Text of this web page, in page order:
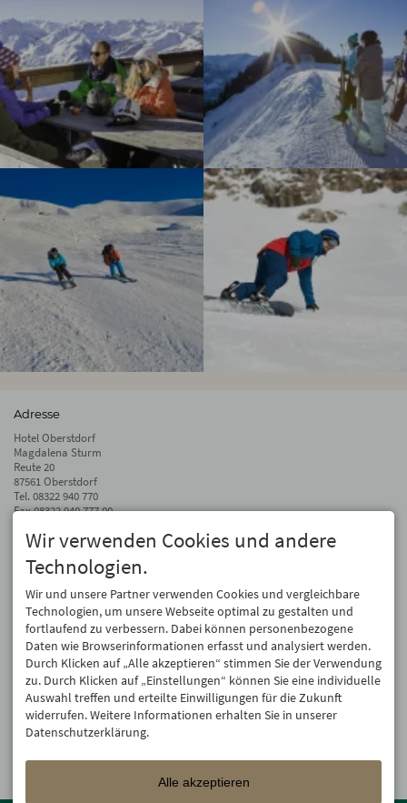
Adresse
Hotel Oberstdorf
Magdalena Sturm
Reute 20
87561 Oberstdorf
Tel. 08322 940 770
Fax 08322 940 777 00
info@hotel-oberstdorf.de
Auf dem Laufenden bleiben
Wir geben Ihre E-Mail-Adresse nicht weiter. Wir mögen auch keinen Spam.
Versprochen! Eine Abmeldung ist jederzeit möglich.
Anmelden
Wir verwenden Cookies und andere
Technologien.
Wir und unsere Partner verwenden Cookies und vergleichbare
Technologien, um unsere Webseite optimal zu gestalten und
fortlaufend zu verbessern. Dabei können personenbezogene
Daten wie Browserinformationen erfasst und analysiert werden.
Durch Klicken auf „Alle akzeptieren“ stimmen Sie der Verwendung
zu. Durch Klicken auf „Einstellungen“ können Sie eine individuelle
Auswahl treffen und erteilte Einwilligungen für die Zukunft
widerrufen. Weitere Informationen erhalten Sie in unserer
Datenschutzerklärung.
Alle akzeptieren